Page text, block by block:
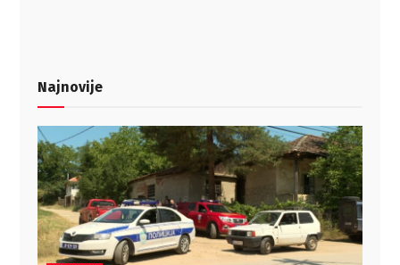
Najnovije